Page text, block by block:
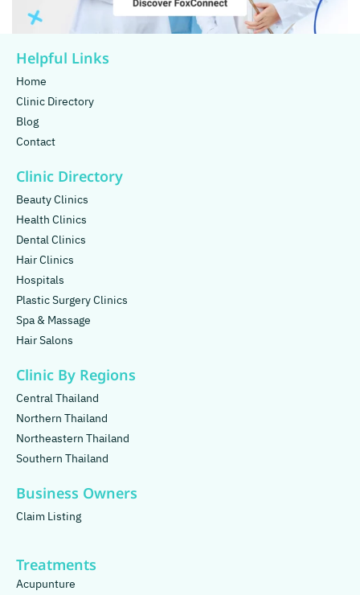
Helpful Links
Home
Clinic Directory
Blog
Contact
Clinic Directory
Beauty Clinics
Health Clinics
Dental Clinics
Hair Clinics
Hospitals
Plastic Surgery Clinics
Spa & Massage
Hair Salons
Clinic By Regions
Central Thailand
Northern Thailand
Northeastern Thailand
Southern Thailand
Business Owners
Claim Listing
Treatments
Acupunture